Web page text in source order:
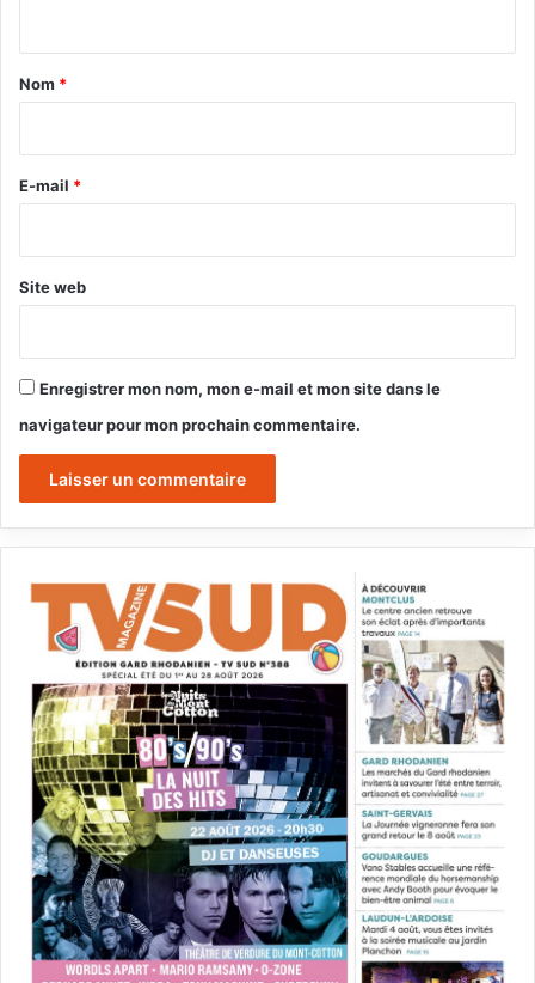
a
e
Nom *
E-mail *
Site web
Enregistrer mon nom, mon e-mail et mon site dans le
navigateur pour mon prochain commentaire.